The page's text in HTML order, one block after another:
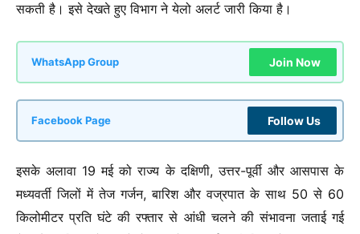
सकती है। इसे देखते हुए विभाग ने येलो अलर्ट जारी किया है।
WhatsApp Group Join Now
Facebook Page Follow Us
इसके अलावा 19 मई को राज्य के दक्षिणी, उत्तर-पूर्वी और आसपास के
मध्यवर्ती जिलों में तेज गर्जन, बारिश और वज्रपात के साथ 50 से 60
किलोमीटर प्रति घंटे की रफ्तार से आंधी चलने की संभावना जताई गई